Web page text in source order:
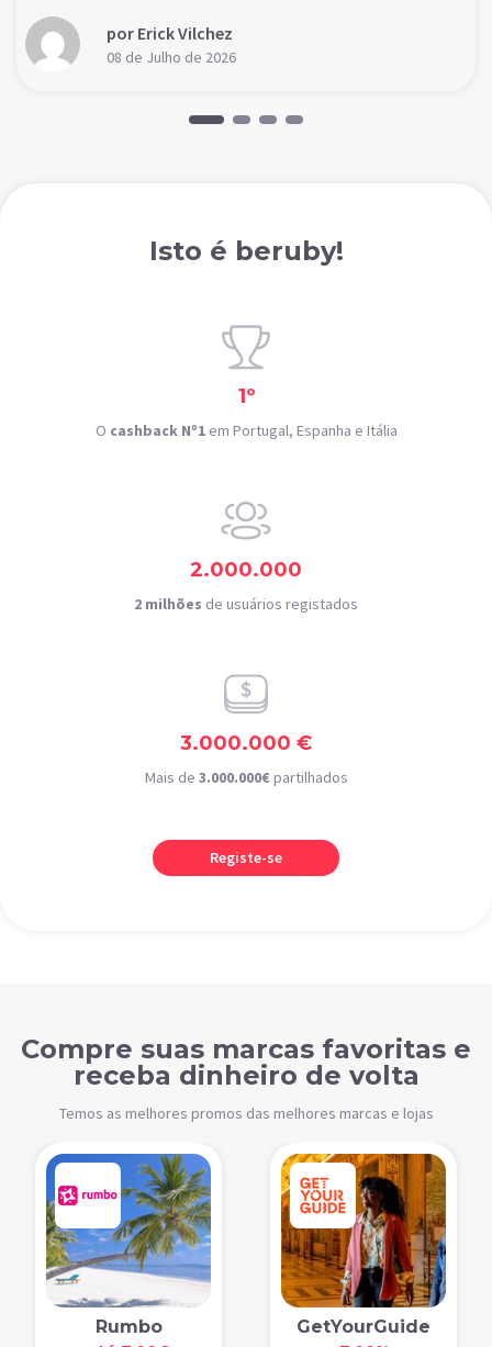
por Erick Vilchez
08 de Julho de 2026
Isto é beruby!
1º
O cashback Nº1em Portugal, Espanha e Itália
2.000.000
2 milhões de usuários registados
3.000.000 €
Mais de 3.000.000€partilhados
Registe-se
Compre suas marcas favoritas e
receba dinheiro de volta
Temos as melhores promos das melhores marcas e lojas
Rumbo GetYourGuide